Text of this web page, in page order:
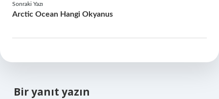
Sonraki Yazı
Arctic Ocean Hangi Okyanus
Bir yanıt yazın